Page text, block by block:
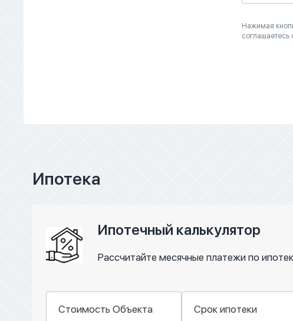
Нажимая
соглашаетесь
Ипотека
Ипотечный калькулятор
Рассчитайте месячные платежи по
Стоимость Объекта Срок ипотеки